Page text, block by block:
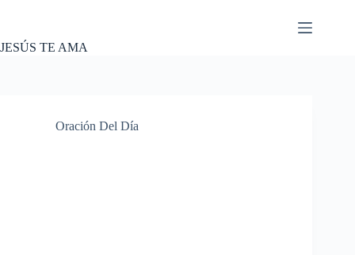
JESÚS TE AMA
Oración Del Día